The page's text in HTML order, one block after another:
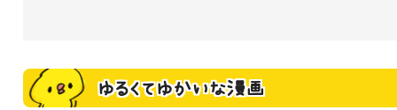
ゆるくてゆかいな漫画